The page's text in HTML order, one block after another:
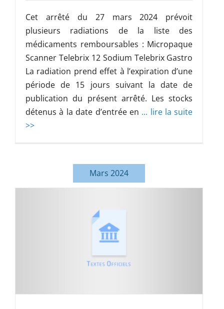
Cet arrêté du 27 mars 2024 prévoit
plusieurs radiations de la liste des
médicaments remboursables : Micropaque
Scanner Telebrix 12 Sodium Telebrix Gastro
La radiation prend effet à l’expiration d’une
période de 15 jours suivant la date de
publication du présent arrêté. Les stocks
détenus à la date d’entrée en ... lire la suite
>>
Mars 2024